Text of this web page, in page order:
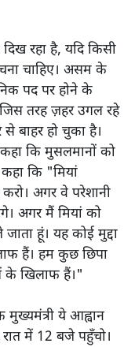
रहा है, यदि किसी
चाहिए। असम के
पद पर होने के
तरह ज़हर उगल रहे
बाहर हो चुका है।
कहा कि मुसलमानों को
कि "मियां
अगर वे परेशानी
अगर मैं मियां को
हूं। यह कोई मुद्दा
हैं। हम कुछ छिपा
के खिलाफ हैं।"
ये आह्वान
में 12 बजे पहुँचो।